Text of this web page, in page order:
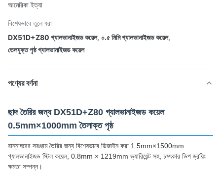
আমেরিকা ইত্যা
বিশেষভাবে তুলে ধরা
DX51D+Z80 গ্যালভানাইজড কয়েল, ০.৫ মিমি গ্যালভানাইজড কয়েল,
তেলযুক্ত পৃষ্ঠ গ্যালভানাইজড কয়েল
পণ্যের বর্ণনা
ছাদ তৈরির জন্য DX51D+Z80 গ্যালভানাইজড কয়েল
0.5mm×1000mm তৈলাক্ত পৃষ্ঠ
রান্নাঘরের সরঞ্জাম তৈরির জন্য বিশেষভাবে ডিজাইন করা 1.5mm×1500mm
গ্যালভানাইজড স্টিল কয়েল, 0.8mm × 1219mm ভ্যারিয়েন্ট সহ, চমৎকার ডিপ ড্রয়িং
ক্ষমতা সম্পন্ন।